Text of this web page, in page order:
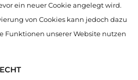
ein neuer Cookie angelegt wird.
von Cookies kann jedoch dazu
Funktionen unserer Website nutzen